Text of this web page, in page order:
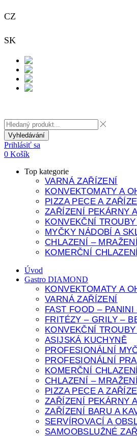
CZ
SK
Vyhledávání
Prihlásiť sa
0 Košík
Top kategorie
VARNÁ ZAŘÍZENÍ
KONVEKTOMATY A
PIZZA PECE A
ZAŘÍZENÍ PEKÁRNY
KONVEKČNÍ
MYČKY NÁDOBÍ A
CHLAZENÍ – MRAŽENÍ
KOMERČNÍ CHLAZENÍ
Úvod
Gastro DIAMOND
KONVEKTOMATY A
VARNÁ ZAŘÍZENÍ
FAST FOOD –
FRITÉZY – GRILY –
KONVEKČNÍ
ASIJSKÁ KUCHYNĚ
PROFESIONÁLNÍ
PROFESIONÁLNÍ
KOMERČNÍ CHLAZENÍ
CHLAZENÍ – MRAŽENÍ
PIZZA PECE A
ZAŘÍZENÍ PEKÁRNY
ZAŘÍZENÍ BARU A
SERVÍROVACÍ A
SAMOOBSLUŽNÉ